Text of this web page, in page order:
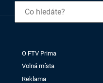
O FTV Prima
Volná místa
Reklama